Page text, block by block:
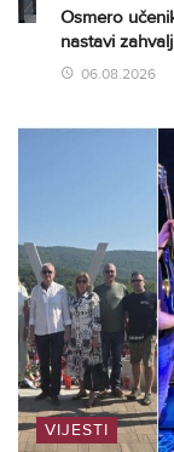
Osmero
nastavi
06.08.2026
VIJESTI